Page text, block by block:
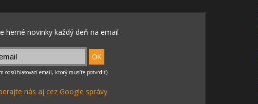
nás aj cez Google správy